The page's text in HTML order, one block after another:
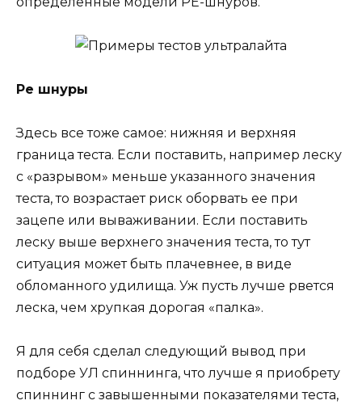
Pe шнуры
Здесь все тоже самое: нижняя и верхняя
граница теста. Если поставить, например леску
с «разрывом» меньше указанного значения
теста, то возрастает риск оборвать ее при
зацепе или вываживании. Если поставить
леску выше верхнего значения теста, то тут
ситуация может быть плачевнее, в виде
обломанного удилища. Уж пусть лучше рвется
леска, чем хрупкая дорогая «палка».
Я для себя сделал следующий вывод при
подборе УЛ спиннинга, что лучше я приобрету
спиннинг с завышенными показателями теста,